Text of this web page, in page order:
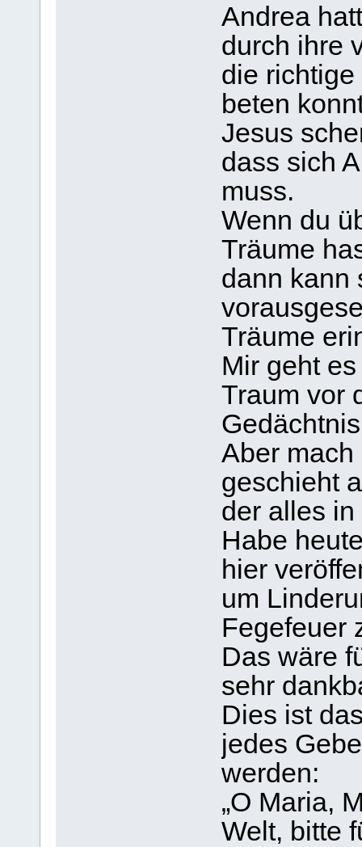
Andrea
durch ihre
die
beten
Jesus
dass sich
muss.
Wenn du
Träume
dann kann
Träume
Mir geht
Traum vor
Aber
geschieht
der alles
Habe
hier
um
Fegefeuer
Das wäre
sehr
Dies ist
jedes
werden:
„O Maria,
Welt, bitte